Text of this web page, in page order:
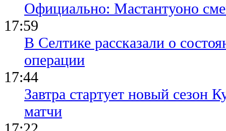
Официально: Мастантуоно
17:59
В Селтике рассказали о
операции
17:44
Завтра стартует новый сезон
матчи